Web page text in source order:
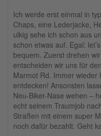
Ich werde erst einmal in
Chaps, eine Lederjacke,
ulkig sehe ich schon aus
schon etwas auf. Egal:
bequem. Zuerst drehen
entscheiden wir uns für
Marmot Rd. Immer wieder
entdecken! Ansonsten
Neu-Biker-Nase wehen –
echt seinem Traumjob
Straßen mit einem super
noch dafür bezahlt. Geht